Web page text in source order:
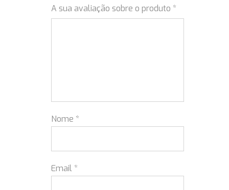
A sua avaliação sobre o produto *
Nome *
Email *